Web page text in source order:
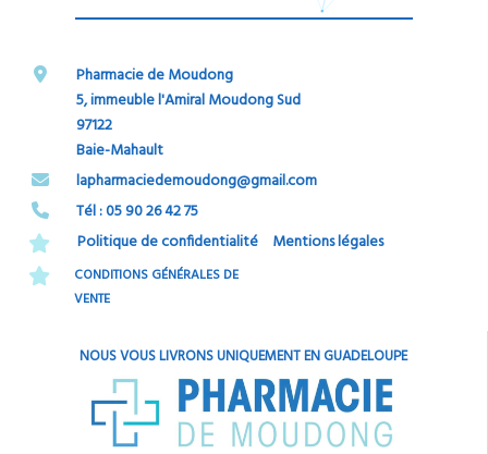
Pharmacie de Moudong
5, immeuble l'Amiral Moudong Sud
97122
Baie-Mahault
​​​​​​​lapharmaciedemoudong@gmail.com
Tél : 05 90 26 42 75​​​​​​​
Politique de confidentialité
Mentions légales
CONDITIONS GÉNÉRALES DE
VENTE
NOUS VOUS LIVRONS UNIQUEMENT EN GUADELOUPE